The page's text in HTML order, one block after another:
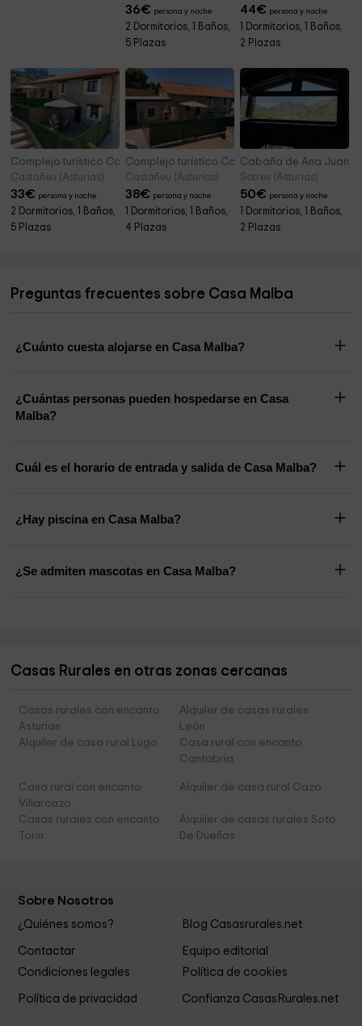
36€ persona y noche
2 Dormitorios, 1 Baños,
5 Plazas
44€ persona y noche
1 Dormitorios, 1 Baños,
2 Plazas
Complejo turístico CaleaCabo- L´Curuxa de Caleabo
Castañeu (Asturias)
33€ persona y noche
2 Dormitorios, 1 Baños,
5 Plazas
Complejo turístico CaleaCabo- L´Andolina
Castañeu (Asturias)
38€ persona y noche
1 Dormitorios, 1 Baños,
4 Plazas
Cabaña de Ana Juana
Sotres (Asturias)
50€ persona y noche
1 Dormitorios, 1 Baños,
2 Plazas
Preguntas frecuentes sobre Casa Malba
¿Cuánto cuesta alojarse en Casa Malba?
¿Cuántas personas pueden hospedarse en Casa
Malba?
Cuál es el horario de entrada y salida de Casa Malba?
¿Hay piscina en Casa Malba?
¿Se admiten mascotas en Casa Malba?
Casas Rurales en otras zonas cercanas
Casas rurales con encanto
Asturias
Alquiler de casas rurales
León
Alquiler de casa rural Lugo
Casa rural con encanto
Cantabria
Casa rural con encanto
Villarcazo
Alquiler de casa rural Cazo
Casas rurales con encanto
Torin
Alquiler de casas rurales Soto
De Dueñas
Sobre Nosotros
¿Quiénes somos? Blog Casasrurales.net
Contactar
Equipo editorial
Condiciones legales
Política de cookies
Política de privacidad Confianza CasasRurales.net